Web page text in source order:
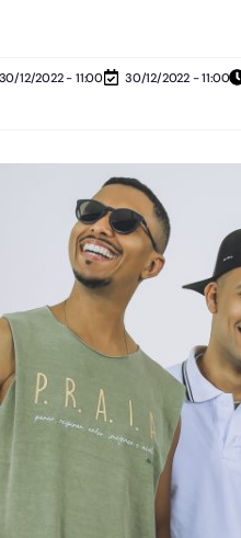
30/12/2022 - 11:00 30/12/2022 - 11:00